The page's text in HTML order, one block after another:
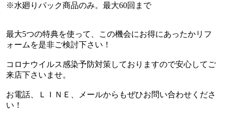
※水廻りパック商品のみ。最大60回まで
最大5つの特典を使って、この機会にお得にあったかリフ
ォームを是非ご検討下さい！
コロナウイルス感染予防対策しておりますので安心してご
来店下さいませ。
お電話、ＬＩＮＥ、メールからもぜひお問い合わせくださ
い！